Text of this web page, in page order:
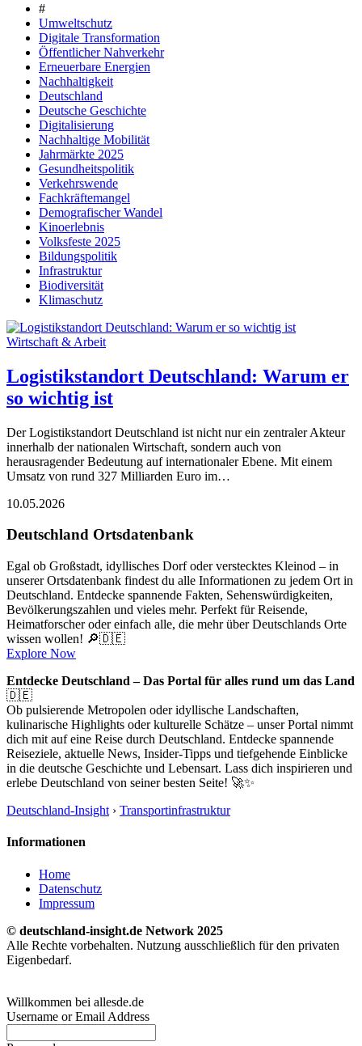
#
Umweltschutz
Digitale Transformation
Öffentlicher Nahverkehr
Erneuerbare Energien
Nachhaltigkeit
Deutschland
Deutsche Geschichte
Digitalisierung
Nachhaltige Mobilität
Jahrmärkte 2025
Gesundheitspolitik
Verkehrswende
Fachkräftemangel
Demografischer Wandel
Kinoerlebnis
Volksfeste 2025
Bildungspolitik
Infrastruktur
Biodiversität
Klimaschutz
Wirtschaft & Arbeit
Logistikstandort Deutschland: Warum er
so wichtig ist
Der Logistikstandort Deutschland ist nicht nur ein zentraler Akteur
innerhalb der nationalen Wirtschaft, sondern auch von
herausragender Bedeutung auf internationaler Ebene. Mit einem
Umsatz von rund 327 Milliarden Euro im…
10.05.2026
Deutschland Ortsdatenbank
Egal ob Großstadt, idyllisches Dorf oder verstecktes Kleinod – in
unserer Ortsdatenbank findest du alle Informationen zu jedem Ort in
Deutschland. Entdecke spannende Fakten, Sehenswürdigkeiten,
Bevölkerungszahlen und vieles mehr. Perfekt für Reisende,
Heimatforscher oder einfach alle, die mehr über Deutschlands Orte
wissen wollen! 🔎🇩🇪
Explore Now
Entdecke Deutschland – Das Portal für alles rund um das Land
🇩🇪
Ob pulsierende Metropolen oder idyllische Landschaften,
kulinarische Highlights oder kulturelle Schätze – unser Portal nimmt
dich mit auf eine Reise durch Deutschland. Entdecke spannende
Reiseziele, aktuelle News, Insider-Tipps und tiefgehende Einblicke
in die deutsche Geschichte und Lebensart. Lass dich inspirieren und
erlebe Deutschland von seiner besten Seite! 🚀✨
Deutschland-Insight › Transportinfrastruktur
Informationen
Home
Datenschutz
Impressum
© deutschland-insight.de Network 2025
Alle Rechte vorbehalten. Nutzung ausschließlich für den privaten
Eigenbedarf.
Willkommen bei allesde.de
Username or Email Address